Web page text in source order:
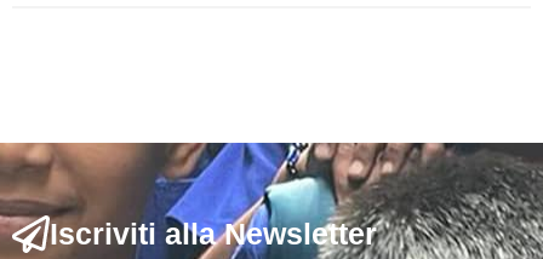
Iscriviti alla Newsletter